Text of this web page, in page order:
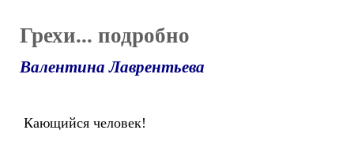
Грехи... подробно
Валентина Лаврентьева
Кающийся человек!